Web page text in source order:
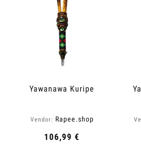
Yawanawa Kuripe
Vendor: Rapee.shop
106,99 €